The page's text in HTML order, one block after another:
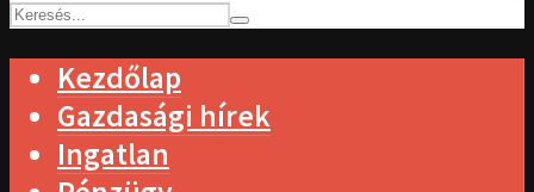
Kezdőlap
Gazdasági hírek
Ingatlan